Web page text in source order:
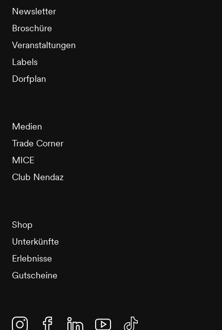
Newsletter
Broschüre
Veranstaltungen
Labels
Dorfplan
Medien
Trade Corner
MICE
Club Nendaz
Shop
Unterkünfte
Erlebnisse
Gutscheine